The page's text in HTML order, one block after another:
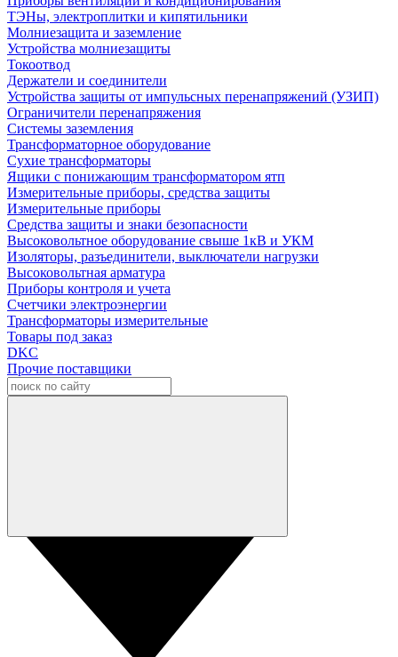
ТЭНы, электроплитки и кипятильники
Молниезащита и заземление
Устройства молниезащиты
Токоотвод
Держатели и соединители
Устройства защиты от импульсных перенапряжений (УЗИП)
Ограничители перенапряжения
Системы заземления
Трансформаторное оборудование
Сухие трансформаторы
Ящики с понижающим трансформатором ятп
Измерительные приборы, средства защиты
Измерительные приборы
Средства защиты и знаки безопасности
Высоковольтное оборудование свыше 1кВ и УКМ
Изоляторы, разъединители, выключатели нагрузки
Высоковольтная арматура
Приборы контроля и учета
Счетчики электроэнергии
Трансформаторы измерительные
Товары под заказ
DKC
Прочие поставщики